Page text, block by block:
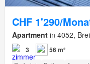
CHF 1'290/
Apartment in 4052,
3 56 m²